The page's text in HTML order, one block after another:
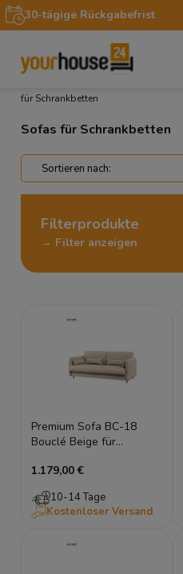
30-tägige Rückgabefrist
Startseite » Möbel
für Schrankbetten
Sofas für Schrankbetten
Filterprodukte
→ Filter anzeigen
Premium Sofa BC-18
Bouclé Beige für
CONCEPT 140x200
1.179,00 €
10-14 Tage
Kostenloser Versand